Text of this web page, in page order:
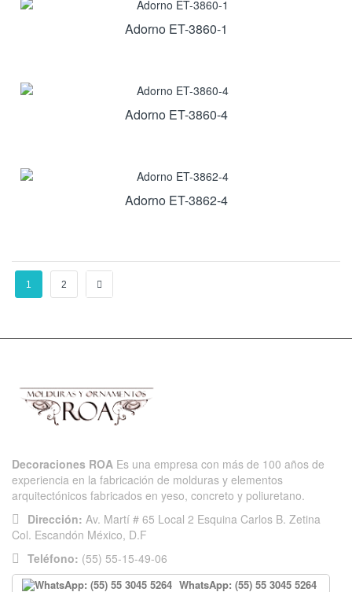
Adorno ET-3860-1
Adorno ET-3860-4
Adorno ET-3862-4
1 2 →
Decoraciones ROA Es una empresa con más de 100 años de
experiencia en la fabricación de molduras y elementos
arquitectónicos fabricados en yeso, concreto y poliuretano.
Dirección: Av. Martí # 65 Local 2 Esquina Carlos B. Zetina
Col. Escandón México, D.F
Teléfono: (55) 55-15-49-06
WhatsApp: (55) 55 3045 5264